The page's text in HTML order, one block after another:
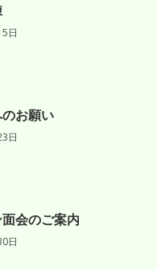
日
お願い
日
会のご案内
日